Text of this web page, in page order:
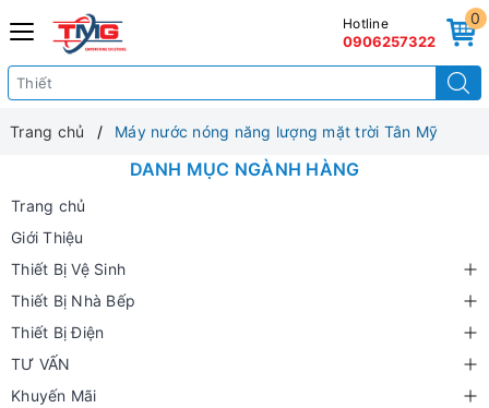
0
Hotline
0906257322
Trang chủ Máy nước nóng năng lượng mặt trời Tân Mỹ
DANH MỤC NGÀNH HÀNG
Trang chủ
Giới Thiệu
Thiết Bị Vệ Sinh
Thiết Bị Nhà Bếp
Thiết Bị Điện
TƯ VẤN
Khuyến Mãi